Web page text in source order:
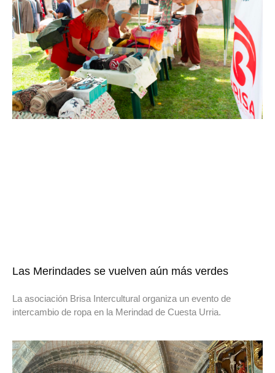
Las Merindades se vuelven aún más verdes
La asociación Brisa Intercultural organiza un evento de
intercambio de ropa en la Merindad de Cuesta Urria.